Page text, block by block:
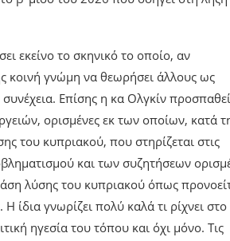
εκείνο το σκηνικό το οποίο, αν
κοινή γνώμη να θεωρήσει άλλους ως
Επίσης η κα Ολγκίν
ορισμένες εκ των οποίων, κατά
του κυπριακού, που στηρίζεται στις
και των συζητήσεων
λύσης του κυπριακού όπως
ίδια γνωρίζει πολύ καλά τι ρίχνει στο
ηγεσία του τόπου και όχι μόνο. Τις